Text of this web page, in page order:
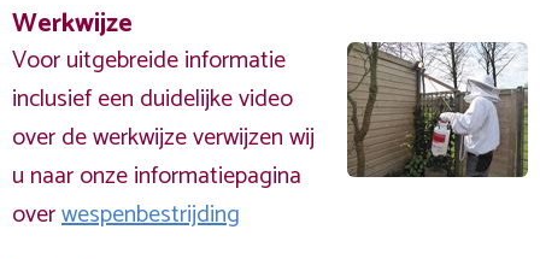
Werkwijze
Voor uitgebreide informatie
inclusief een duidelijke video
over de werkwijze verwijzen wij
u naar onze informatiepagina
overwespenbestrijding